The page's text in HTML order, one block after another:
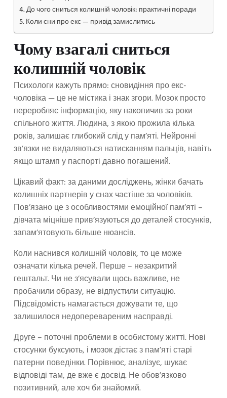
До чого сниться колишній чоловік: практичні поради
Коли сни про екс — привід замислитись
Чому взагалі сниться
колишній чоловік
Психологи кажуть прямо: сновидіння про екс-
чоловіка — це не містика і знак згори. Мозок просто
переробляє інформацію, яку накопичив за роки
спільного життя. Людина, з якою прожила кілька
років, залишає глибокий слід у пам’яті. Нейронні
зв’язки не видаляються натисканням пальців, навіть
якщо штамп у паспорті давно погашений.
Цікавий факт: за даними досліджень, жінки бачать
колишніх партнерів у снах частіше за чоловіків.
Пов’язано це з особливостями емоційної пам’яті –
дівчата міцніше прив’язуються до деталей стосунків,
запам’ятовують більше нюансів.
Коли наснився колишній чоловік, то це може
означати кілька речей. Перше – незакритий
гештальт. Чи не з’ясували щось важливе, не
пробачили образу, не відпустили ситуацію.
Підсвідомість намагається дожувати те, що
залишилося недоперевареним насправді.
Друге – поточні проблеми в особистому житті. Нові
стосунки буксують, і мозок дістає з пам’яті старі
патерни поведінки. Порівнює, аналізує, шукає
відповіді там, де вже є досвід. Не обов’язково
позитивний, але хоч би знайомий.